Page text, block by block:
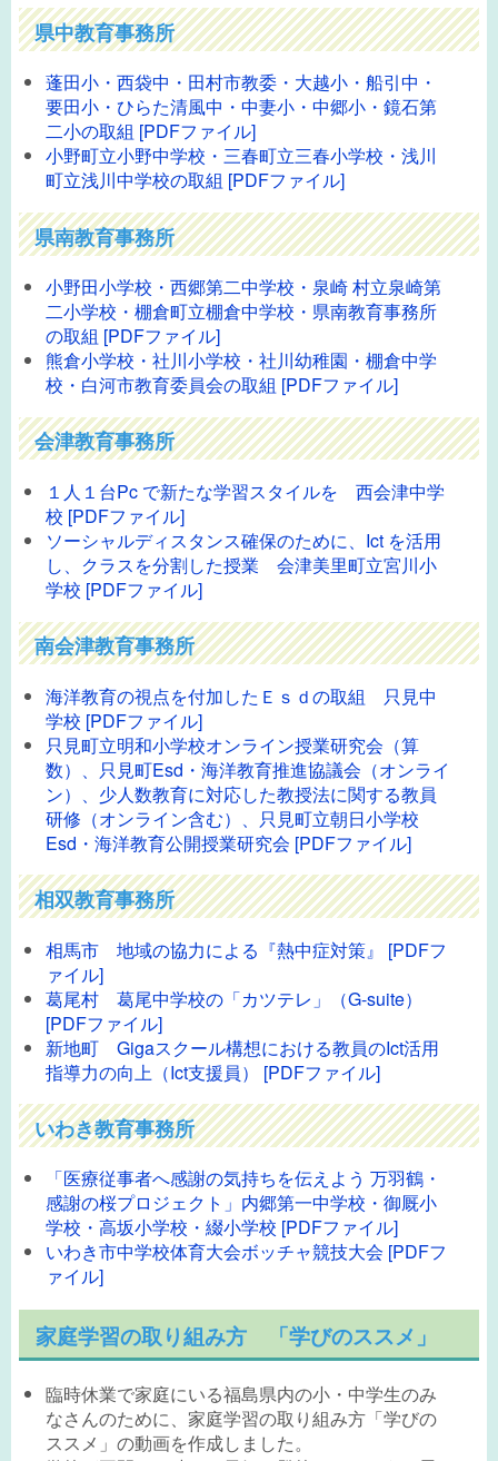
県中教育事務所
蓬田小・西袋中・田村市教委・大越小・船引中・
要田小・ひらた清風中・中妻小・中郷小・鏡石第
二小の取組 [PDFファイル]
小野町立小野中学校・三春町立三春小学校・浅川
町立浅川中学校の取組 [PDFファイル]
県南教育事務所
小野田小学校・西郷第二中学校・泉崎 村立泉崎第
二小学校・棚倉町立棚倉中学校・県南教育事務所
の取組 [PDFファイル]
熊倉小学校・社川小学校・社川幼稚園・棚倉中学
校・白河市教育委員会の取組 [PDFファイル]
会津教育事務所
１人１台Pc で新たな学習スタイルを 西会津中学
校 [PDFファイル]
ソーシャルディスタンス確保のために、Ict を活用
し、クラスを分割した授業 会津美里町立宮川小
学校 [PDFファイル]
南会津教育事務所
海洋教育の視点を付加したＥｓｄの取組 只見中
学校 [PDFファイル]
只見町立明和小学校オンライン授業研究会（算
数）、只見町Esd・海洋教育推進協議会（オンライ
ン）、少人数教育に対応した教授法に関する教員
研修（オンライン含む）、只見町立朝日小学校
Esd・海洋教育公開授業研究会 [PDFファイル]
相双教育事務所
相馬市 地域の協力による『熱中症対策』 [PDFフ
ァイル]
葛尾村 葛尾中学校の「カツテレ」（G-suite）
[PDFファイル]
新地町 Gigaスクール構想における教員のIct活用
指導力の向上（Ict支援員） [PDFファイル]
いわき教育事務所
「医療従事者へ感謝の気持ちを伝えよう 万羽鶴・
感謝の桜プロジェクト」内郷第一中学校・御厩小
学校・高坂小学校・綴小学校 [PDFファイル]
いわき市中学校体育大会ボッチャ競技大会 [PDFフ
ァイル]
家庭学習の取り組み方 「学びのススメ」
臨時休業で家庭にいる福島県内の小・中学生のみ
なさんのために、家庭学習の取り組み方「学びの
ススメ」の動画を作成しました。